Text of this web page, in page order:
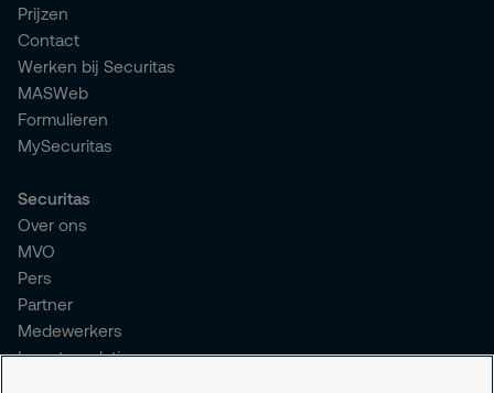
Prijzen
Contact
Werken bij Securitas
MASWeb
Formulieren
MySecuritas
Securitas
Over ons
MVO
Pers
Partner
Medewerkers
Investor relations